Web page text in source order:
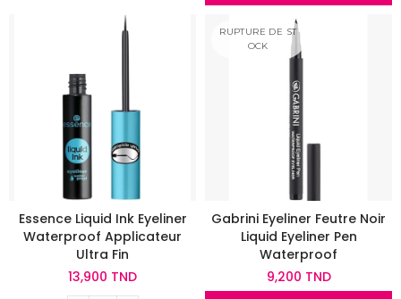
Essence Liquid Ink Eyeliner
Waterproof Applicateur
Ultra Fin
13,900 TND
RUPTURE DE ST
OCK
Gabrini Eyeliner Feutre Noir
Liquid Eyeliner Pen
Waterproof
9,200 TND